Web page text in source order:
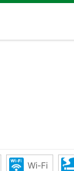
Wi-Fi